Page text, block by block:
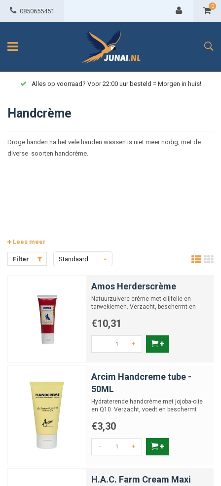
0850655451
0
Alles op voorraad? Voor 22:00 uur besteld = Morgen in huis!
Handcrème
Droge handen na het vele handen wassen is niet meer nodig, met de
diverse soorten handcrème.
Lees meer
Filter Standaard
Amos Herderscrème
Natuurzuivere crème met olijfolie en
tarwekiemen. Verzacht, beschermt en
€10,31
- +
Arcim Handcreme tube -
50ML
Hydraterende handcrème met jojoba-olie
en Q10. Verzacht, voedt en beschermt
€3,30
- +
H.A.C. Farm Cream Maxi